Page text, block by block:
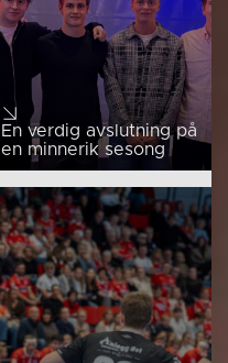
En verdig avslutning på
en minnerik sesong